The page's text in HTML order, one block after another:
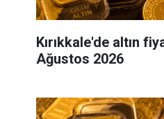
Kırıkkale'de altın
Ağustos 2026